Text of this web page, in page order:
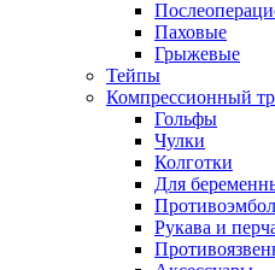
Паховые
Грыжевые
Тейпы
Компрессионный
Гольфы
Чулки
Колготки
Для
Рукава и